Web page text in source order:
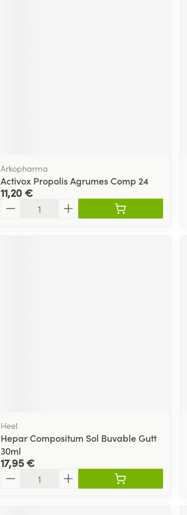
Arkopharma
Activox Propolis Agrumes Comp 24
11,20 €
Heel
Hepar Compositum Sol Buvable Gutt
30ml
17,95 €